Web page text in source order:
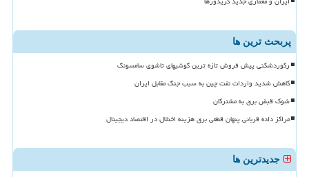
پربحث ترین ها
رکوردشکنی پیش فروش تازه ترین گوشیهای تاشوی سامسونگ
کاهش شدید واردات نفت چین به سبب جنگ مقابل ایران
شوک قبض برق به مشترکان
مراکز داده قربانی پنهان قطعی برق هزینه اختلال در اقتصاد دیجیتال
جدیدترین ها